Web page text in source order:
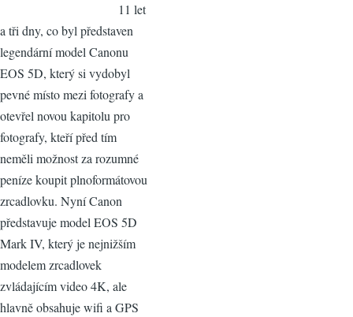
11 let
a tři dny, co byl představen
legendární model Canonu
EOS 5D, který si vydobyl
pevné místo mezi fotografy a
otevřel novou kapitolu pro
fotografy, kteří před tím
neměli možnost za rozumné
peníze koupit plnoformátovou
zrcadlovku. Nyní Canon
představuje model EOS 5D
Mark IV, který je nejnižším
modelem zrcadlovek
zvládajícím video 4K, ale
hlavně obsahuje wifi a GPS